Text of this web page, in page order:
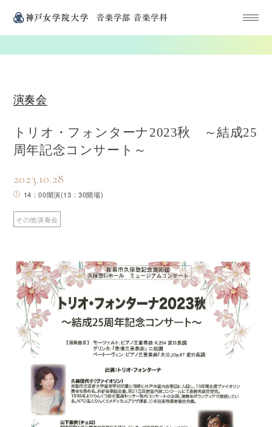
演奏会
トリオ・フォンターナ2023秋 ～結成25
周年記念コンサート～
2023.10.28
14：00開演(13：30開場)
その他演奏会